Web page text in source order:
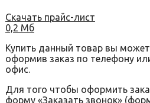
Скачать прайс-лист
0,2 Мб
Купить данный товар вы
оформив заказ по телефону
офис.
Для того чтобы оформить
форму «Заказать звонок»